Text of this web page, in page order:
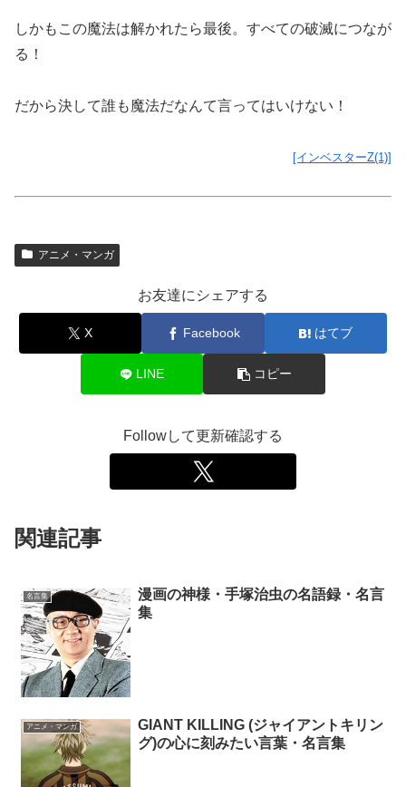
しかもこの魔法は解かれたら最後。すべての破滅につなが
る！
だから決して誰も魔法だなんて言ってはいけない！
[インベスターZ(1)]
アニメ・マンガ
お友達にシェアする
X Facebook はてブ
LINE コピー
Followして更新確認する
関連記事
名言集
漫画の神様・手塚治虫の名語録・名言
集
アニメ・マンガ
GIANT KILLING (ジャイアントキリン
グ)の心に刻みたい言葉・名言集